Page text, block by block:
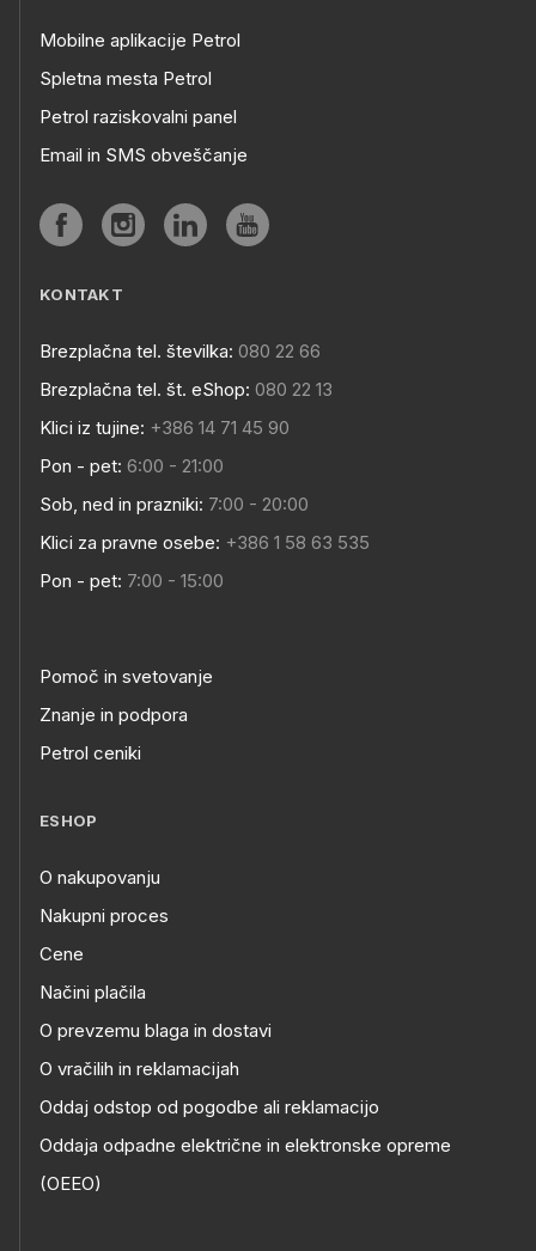
Mobilne aplikacije Petrol
Spletna mesta Petrol
Petrol raziskovalni panel
Email in SMS obveščanje
KONTAKT
Brezplačna tel. številka: 080 22 66
Brezplačna tel. št. eShop: 080 22 13
Klici iz tujine: +386 14 71 45 90
Pon - pet: 6:00 - 21:00
Sob, ned in prazniki: 7:00 - 20:00
Klici za pravne osebe: +386 1 58 63 535
Pon - pet: 7:00 - 15:00
Pomoč in svetovanje
Znanje in podpora
Petrol ceniki
ESHOP
O nakupovanju
Nakupni proces
Cene
Načini plačila
O prevzemu blaga in dostavi
O vračilih in reklamacijah
Oddaj odstop od pogodbe ali reklamacijo
Oddaja odpadne električne in elektronske opreme
(OEEO)